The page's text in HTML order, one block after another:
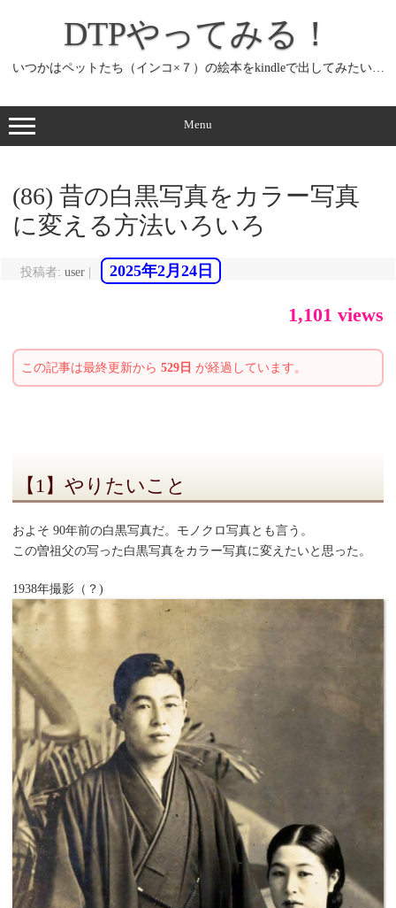
ッ
プ
DTPやってみる！
いつかはペットたち（インコ×７）の絵本をkindleで出してみたい…
Menu
(86) 昔の白黒写真をカラー写真
に変える方法いろいろ
投稿者: user 2025年2月24日
1,101 views
この記事は最終更新から 529日 が経過しています。
【1】やりたいこと
およそ 90年前の白黒写真だ。モノクロ写真とも言う。
この曽祖父の写った白黒写真をカラー写真に変えたいと思った。
1938年撮影（？)